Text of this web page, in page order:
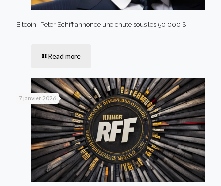
Bitcoin : Peter Schiff annonce une chute sous les 50 000 $
Read more
7 janvier 2026